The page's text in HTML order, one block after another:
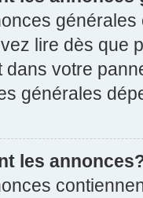
lire dès que
dans votre
générales
les